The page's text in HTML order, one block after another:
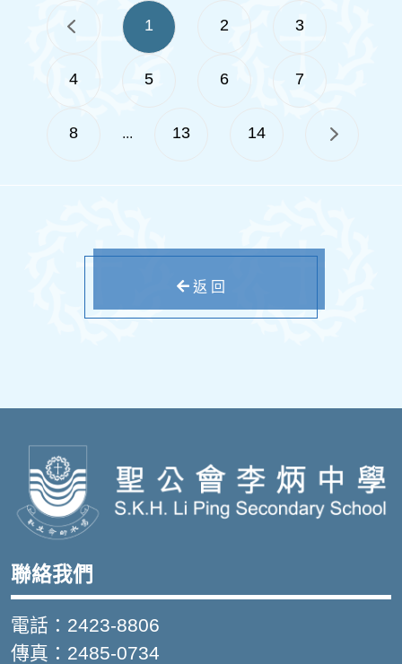
1 2 3
4 5 6 7
8 ... 13 14
返 回
聯絡我們
電話：2423-8806
傳真：2485-0734